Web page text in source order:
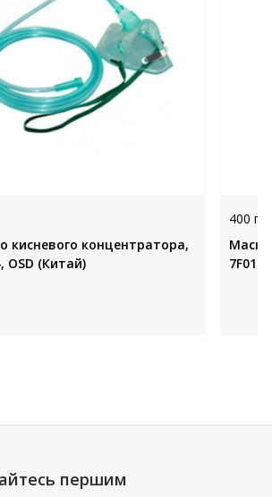
кисневого концентратора,
OSD (Китай)
400
Маска
7F015
першим